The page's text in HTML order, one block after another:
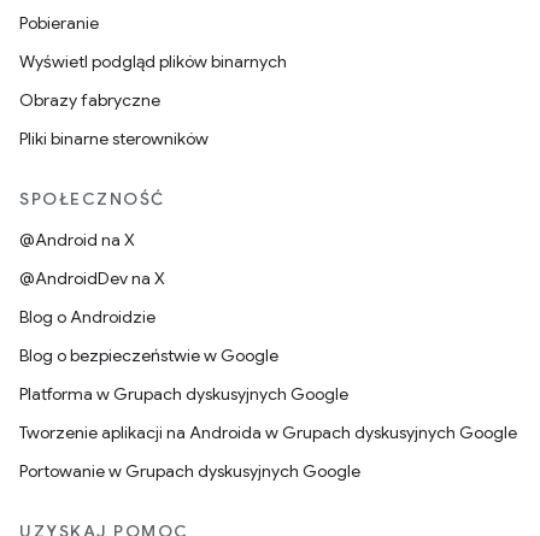
Pobieranie
Wyświetl podgląd plików binarnych
Obrazy fabryczne
Pliki binarne sterowników
SPOŁECZNOŚĆ
@Android na X
@AndroidDev na X
Blog o Androidzie
Blog o bezpieczeństwie w Google
Platforma w Grupach dyskusyjnych Google
Tworzenie aplikacji na Androida w Grupach dyskusyjnych Google
Portowanie w Grupach dyskusyjnych Google
UZYSKAJ POMOC